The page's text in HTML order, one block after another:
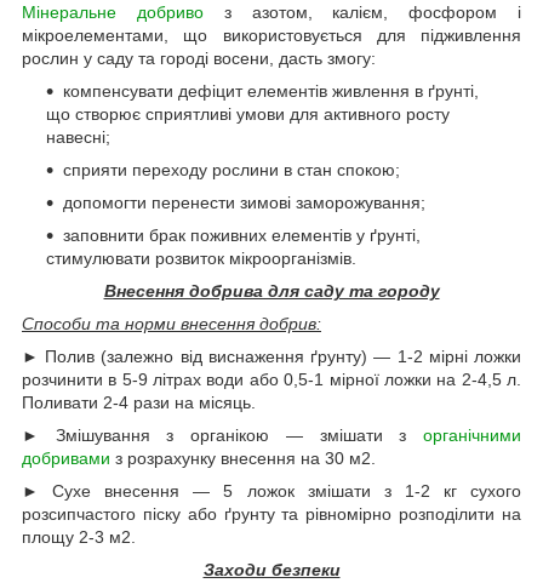
Мінеральне добривоз азотом, калієм, фосфором і
мікроелементами, що використовується для підживлення
рослин у саду та городі восени, дасть змогу:
компенсувати дефіцит елементів живлення в ґрунті,
що створює сприятливі умови для активного росту
навесні;
сприяти переходу рослини в стан спокою;
допомогти перенести зимові заморожування;
заповнити брак поживних елементів у ґрунті,
стимулювати розвиток мікроорганізмів.
Внесення добрива для саду та городу
Способи та норми внесення добрив:
► Полив (залежно від виснаження ґрунту) — 1-2 мірні ложки
розчинити в 5-9 літрах води або 0,5-1 мірної ложки на 2-4,5 л.
Поливати 2-4 рази на місяць.
► Змішування з органікою — змішати з органічними
добривами з розрахунку внесення на 30 м2.
► Сухе внесення — 5 ложок змішати з 1-2 кг сухого
розсипчастого піску або ґрунту та рівномірно розподілити на
площу 2-3 м2.
Заходи безпеки